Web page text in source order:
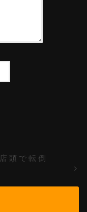
店 頭 で 転 倒